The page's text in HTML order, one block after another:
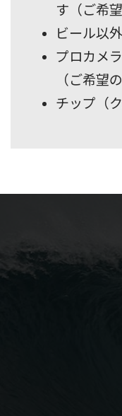
す（ご希
ビール以
プロカメ
（ご希望
チップ（